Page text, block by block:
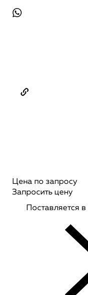
Цена по запросу
Запросить цену
Поставляется